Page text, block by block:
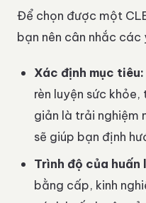
Để chọn được một
bạn nên cân nhắc các
Xác định mục tiêu:
rèn luyện sức
giản là trải nghiệm
sẽ giúp bạn định
Trình độ của huấn
bằng cấp, kinh